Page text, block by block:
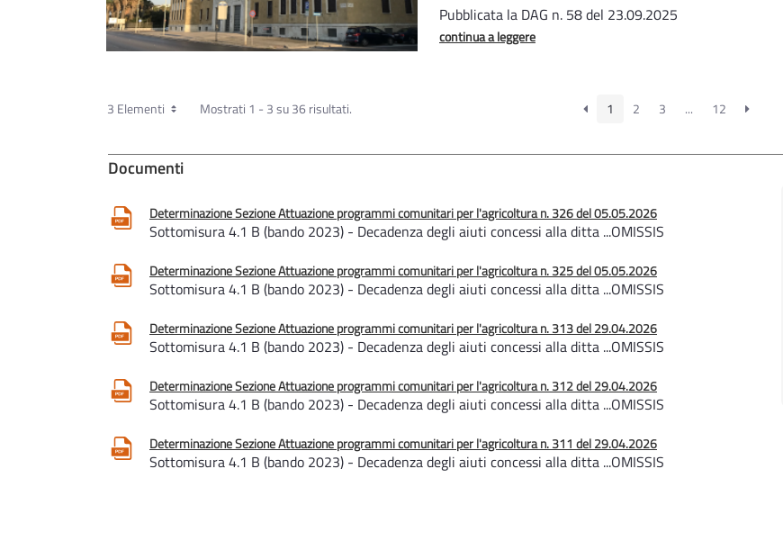
Pubblicata la DAG n. 58 del 23.09.2025
continua a leggere
3 Elementi Mostrati 1 - 3 su 36 risultati. 1 2 3 ... 12
Documenti
Determinazione Sezione Attuazione programmi comunitari per l'agricoltura n. 326 del 05.05.2026
Sottomisura 4.1 B (bando 2023) - Decadenza degli aiuti concessi alla ditta ...OMISSIS
Determinazione Sezione Attuazione programmi comunitari per l'agricoltura n. 325 del 05.05.2026
Sottomisura 4.1 B (bando 2023) - Decadenza degli aiuti concessi alla ditta ...OMISSIS
Determinazione Sezione Attuazione programmi comunitari per l'agricoltura n. 313 del 29.04.2026
Sottomisura 4.1 B (bando 2023) - Decadenza degli aiuti concessi alla ditta ...OMISSIS
Determinazione Sezione Attuazione programmi comunitari per l'agricoltura n. 312 del 29.04.2026
Sottomisura 4.1 B (bando 2023) - Decadenza degli aiuti concessi alla ditta ...OMISSIS
Determinazione Sezione Attuazione programmi comunitari per l'agricoltura n. 311 del 29.04.2026
Sottomisura 4.1 B (bando 2023) - Decadenza degli aiuti concessi alla ditta ...OMISSIS